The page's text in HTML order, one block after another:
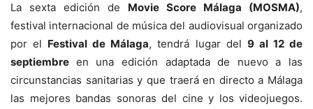
La sexta edición de Movie Score Málaga (MOSMA),
festival internacional de música del audiovisual organizado
por el Festival de Málaga, tendrá lugar del 9 al 12 de
septiembre en una edición adaptada de nuevo a las
circunstancias sanitarias y que traerá en directo a Málaga
las mejores bandas sonoras del cine y los videojuegos.